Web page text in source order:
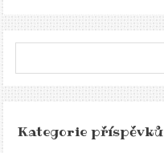
Kategorie příspěvků